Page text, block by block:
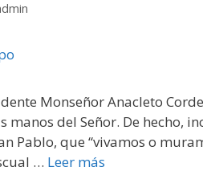
Monseñor Anacleto
manos del Señor. De hecho,
Pablo, que “vivamos o
… Leer más